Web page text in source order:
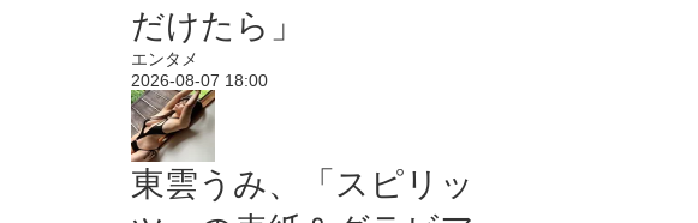
だけたら」
エンタメ
2026-08-07 18:00
東雲うみ、「スピリッ